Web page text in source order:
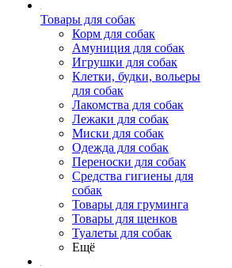
Товары для собак
Корм для собак
Амуниция для собак
Игрушки для собак
Клетки, будки, вольеры
для собак
Лакомства для собак
Лежаки для собак
Миски для собак
Одежда для собак
Переноски для собак
Средства гигиены для
собак
Товары для груминга
Товары для щенков
Туалеты для собак
Ещё